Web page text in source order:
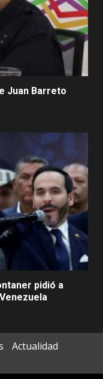
Juan Barreto
pidió a
Actualidad